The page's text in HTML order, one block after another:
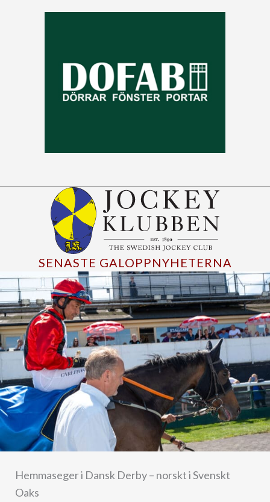
SENASTE GALOPPNYHETERNA
Hemmaseger i Dansk Derby – norskt i Svenskt
Oaks